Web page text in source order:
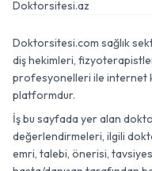
Doktorsitesi.az
Doktorsitesi.com sağlık
diş hekimleri,
profesyonelleri ile internet
platformdur.
İş bu sayfada yer alan
değerlendirmeleri, ilgili
emri, talebi, önerisi,